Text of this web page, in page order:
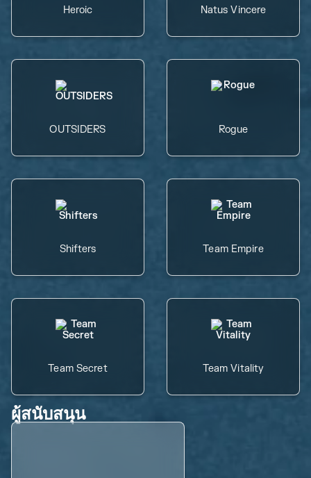
Heroic Natus Vincere
OUTSIDERS Rogue
Shifters Team Empire
Team Secret Team Vitality
ผู้สนับสนุน